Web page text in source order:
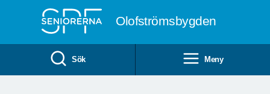
Olofströmsbygden
Sök Meny